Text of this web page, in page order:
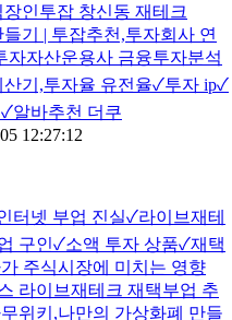
인투잡 창신동 재테크
기 | 투잡추천,투자회사 연
자자산운용사 금융투자분석
산기,투자율 유전율✓투자 ip✓
알바추천 더쿠
12:27:12
터넷 부업 진실✓라이브재테
구인✓소액 투자 상품✓재택
주식시장에 미치는 영향
라이브재테크 재택부업 추
위키,나만의 가상화폐 만들